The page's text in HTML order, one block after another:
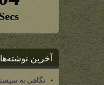
آخرین نوشته‌ها
نگاهی به